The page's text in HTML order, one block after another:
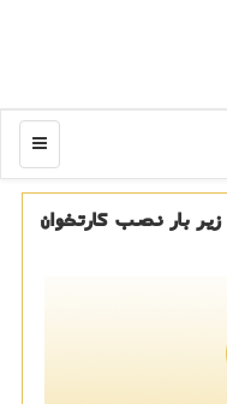
منو
زیر بار نصب كارتخوان